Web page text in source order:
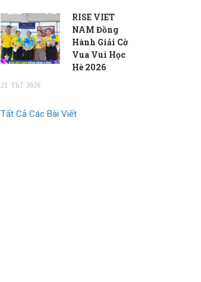
RISE VIET
NAM Đồng
Hành Giải Cờ
Vua Vui Học
Hè 2026
21 Th7 2026
Tất Cả Các Bài Viết